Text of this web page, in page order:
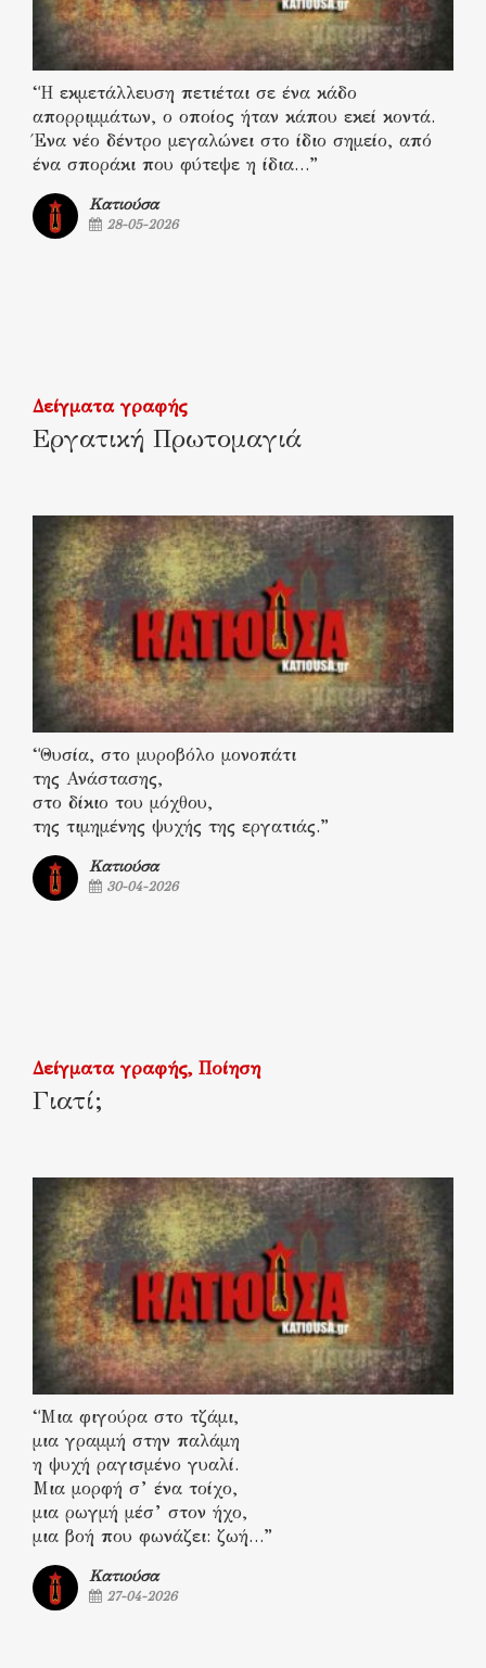
“Η εκμετάλλευση πετιέται σε ένα κάδο
απορριμμάτων, ο οποίος ήταν κάπου εκεί κοντά.
Ένα νέο δέντρο μεγαλώνει στο ίδιο σημείο, από
ένα σποράκι που φύτεψε η ίδια…”
Κατιούσα
28-05-2026
Δείγματα γραφής
Εργατική Πρωτομαγιά
“Θυσία, στο μυροβόλο μονοπάτι
της Ανάστασης,
στο δίκιο του μόχθου,
της τιμημένης ψυχής της εργατιάς.”
Κατιούσα
30-04-2026
Δείγματα γραφής Ποίηση
Γιατί;
“Μια φιγούρα στο τζάμι,
μια γραμμή στην παλάμη
η ψυχή ραγισμένο γυαλί.
Μια μορφή σ’ ένα τοίχο,
μια ρωγμή μέσ’ στον ήχο,
μια βοή που φωνάζει: ζωή…”
Κατιούσα
27-04-2026